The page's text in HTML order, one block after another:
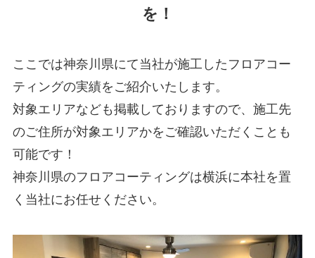
を！
ここでは神奈川県にて当社が施工したフロアコー
ティングの実績をご紹介いたします。
対象エリアなども掲載しておりますので、施工先
のご住所が対象エリアかをご確認いただくことも
可能です！
神奈川県のフロアコーティングは横浜に本社を置
く当社にお任せください。